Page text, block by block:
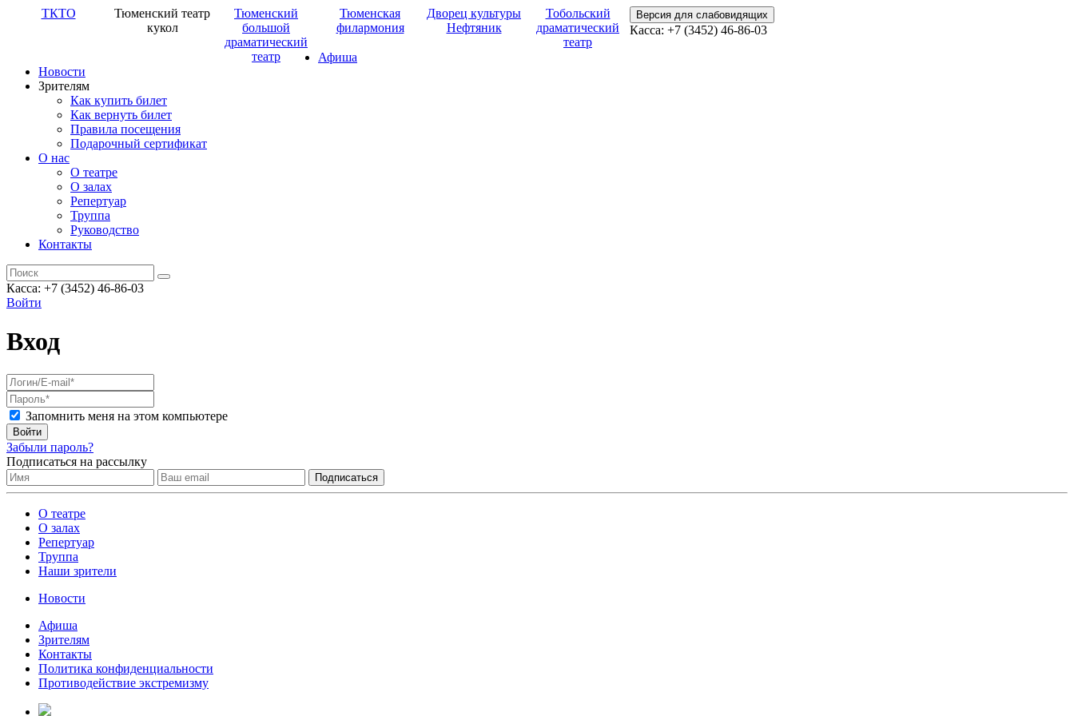
ТКТО
Тюменский театр
кукол
Тюменский
большой
драматический
театр
Тюменская
филармония
Дворец культуры
Нефтяник
Тобольский
драматический
театр
Версия для слабовидящих
Касса: +7 (3452) 46-86-03
Афиша
Новости
Зрителям
Как купить билет
Как вернуть билет
Правила посещения
Подарочный сертификат
О нас
О театре
О залах
Репертуар
Труппа
Руководство
Контакты
Касса: +7 (3452) 46-86-03
Войти
Вход
Запомнить меня на этом компьютере
Войти
Забыли пароль?
Подписаться на рассылку
О театре
О залах
Репертуар
Труппа
Наши зрители
Новости
Афиша
Зрителям
Контакты
Политика конфиденциальности
Противодействие экстремизму